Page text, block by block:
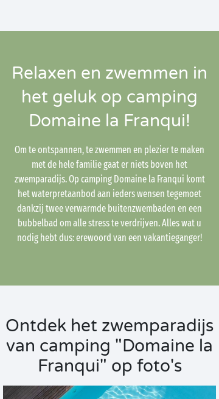
Relaxen en zwemmen in
het geluk op camping
Domaine la Franqui!
Om te ontspannen, te zwemmen en plezier te maken
met de hele familie gaat er niets boven het
zwemparadijs. Op camping Domaine la Franqui komt
het waterpretaanbod aan ieders wensen tegemoet
dankzij twee verwarmde buitenzwembaden en een
bubbelbad om alle stress te verdrijven. Alles wat u
nodig hebt dus: erewoord van een vakantieganger!
Ontdek het zwemparadijs
van camping "Domaine la
Franqui" op foto's